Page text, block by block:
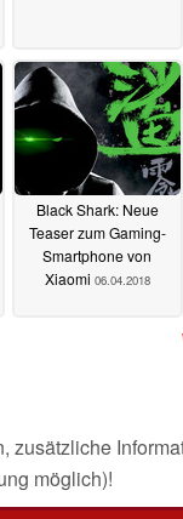
Black Shark: Neue
Teaser zum Gaming-
Smartphone von
Xiaomi 06.04.2018
zusätzliche
möglich)!